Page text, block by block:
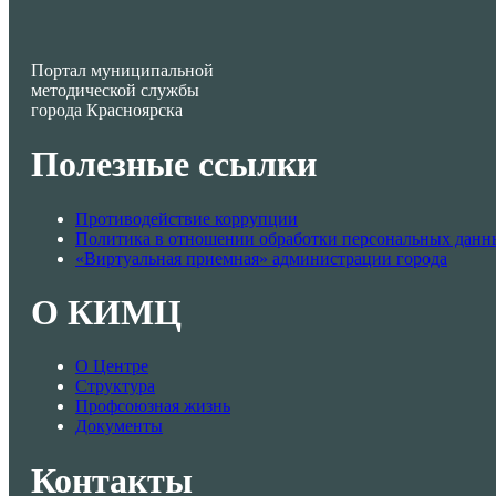
Портал муниципальной
методической службы
города Красноярска
Полезные ссылки
Противодействие коррупции
Политика в отношении обработки персональных
«Виртуальная приемная» администрации города
О КИМЦ
О Центре
Структура
Профсоюзная жизнь
Документы
Контакты